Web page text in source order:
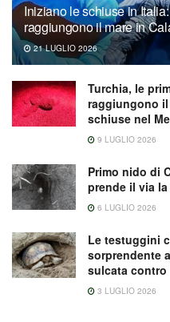
Iniziano le schiuse in
raggiungono il mare in
21 LUGLIO 2026
Turchia, le
raggiungono
schiuse nel
9 LUGLIO 2026
Primo nido di
prende il via
6 LUGLIO 2026
Le testuggini
sorprendente
sulcata
3 LUGLIO 2026